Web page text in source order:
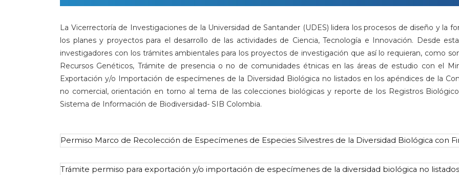
La Vicerrectoría de Investigaciones de la Universidad de Santander (UDES) lidera los procesos de diseño y la
los planes y proyectos para el desarrollo de las actividades de Ciencia, Tecnología e Innovación. Desde
investigadores con los trámites ambientales para los proyectos de investigación que así lo requieran, como
Recursos Genéticos, Trámite de presencia o no de comunidades étnicas en las áreas de estudio con el
Exportación y/o Importación de especímenes de la Diversidad Biológica no listados en los apéndices de la
no comercial, orientación en torno al tema de las colecciones biológicas y reporte de los Registros
Sistema de Información de Biodiversidad- SIB Colombia.
Permiso Marco de Recolección de Especímenes de Especies Silvestres de la Diversidad Biológica con
Trámite permiso para exportación y/o importación de especímenes de la diversidad biológica no